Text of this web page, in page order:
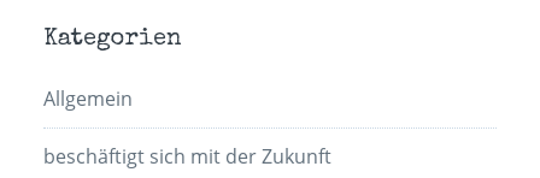
Kategorien
Allgemein
beschäftigt sich mit der Zukunft